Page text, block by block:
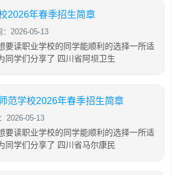
2026年春季招生简章
：2026-05-13
要读职业学校的同学能顺利的选择一所适
同学们分享了 四川省阿坝卫生
范学校2026年春季招生简章
2026-05-13
要读职业学校的同学能顺利的选择一所适
同学们分享了 四川省马尔康民